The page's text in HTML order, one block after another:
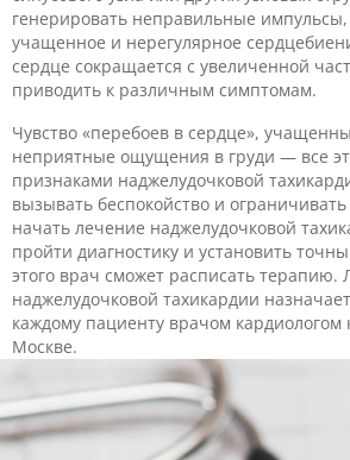
генерировать неправильные
учащенное и нерегулярное
сердце сокращается с увеличенной
приводить к различным симптомам.
Чувство «перебоев в сердце»,
неприятные ощущения в груди — все
признаками наджелудочковой
вызывать беспокойство и
начать лечение наджелудочковой
пройти диагностику и установить
этого врач сможет расписать терапию.
наджелудочковой тахикардии
каждому пациенту врачом кардиологом
Москве.